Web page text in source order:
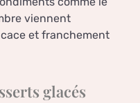
viennent
et franchement
glacés